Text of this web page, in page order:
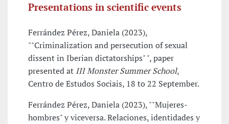
Presentations in scientific events
Ferrández Pérez, Daniela (2023),
""Criminalization and persecution of sexual
dissent in Iberian dictatorships" ", paper
presented at III Monster Summer School,
Centro de Estudos Sociais, 18 to 22 September.
Ferrández Pérez, Daniela (2023), ""Mujeres-
hombres" y viceversa. Relaciones, identidades y